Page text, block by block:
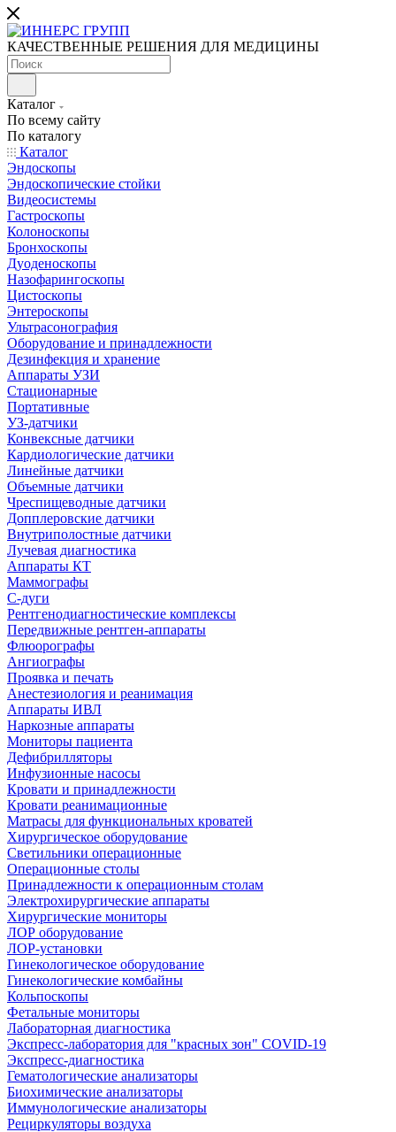
КАЧЕСТВЕННЫЕ РЕШЕНИЯ ДЛЯ МЕДИЦИНЫ
Каталог
По всему сайту
По каталогу
Каталог
Эндоскопы
Эндоскопические стойки
Видеосистемы
Гастроскопы
Колоноскопы
Бронхоскопы
Дуоденоскопы
Назофарингоскопы
Цистоскопы
Энтероскопы
Ультрасонография
Оборудование и принадлежности
Дезинфекция и хранение
Аппараты УЗИ
Стационарные
Портативные
УЗ-датчики
Конвексные датчики
Кардиологические датчики
Линейные датчики
Объемные датчики
Чреспищеводные датчики
Допплеровские датчики
Внутриполостные датчики
Лучевая диагностика
Аппараты КТ
Маммографы
С-дуги
Рентгенодиагностические комплексы
Передвижные рентген-аппараты
Флюорографы
Ангиографы
Проявка и печать
Анестезиология и реанимация
Аппараты ИВЛ
Наркозные аппараты
Мониторы пациента
Дефибрилляторы
Инфузионные насосы
Кровати и принадлежности
Кровати реанимационные
Матрасы для функциональных кроватей
Хирургическое оборудование
Светильники операционные
Операционные столы
Принадлежности к операционным столам
Электрохирургические аппараты
Хирургические мониторы
ЛОР оборудование
ЛОР-установки
Гинекологическое оборудование
Гинекологические комбайны
Кольпоскопы
Фетальные мониторы
Лабораторная диагностика
Экспресс-лаборатория для "красных зон" COVID-19
Экспресс-диагностика
Гематологические анализаторы
Биохимические анализаторы
Иммунологические анализаторы
Рециркуляторы воздуха